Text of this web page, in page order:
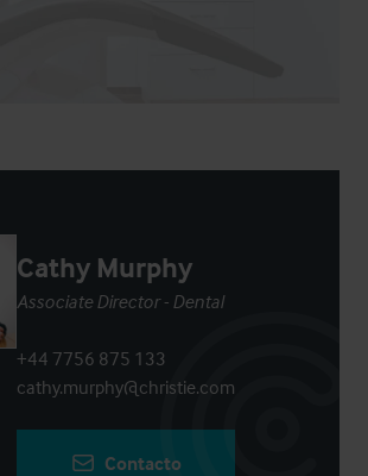
Cathy Murphy
Associate Director - Dental
+44 7756 875 133
cathy.murphy@christie.com
Contacto